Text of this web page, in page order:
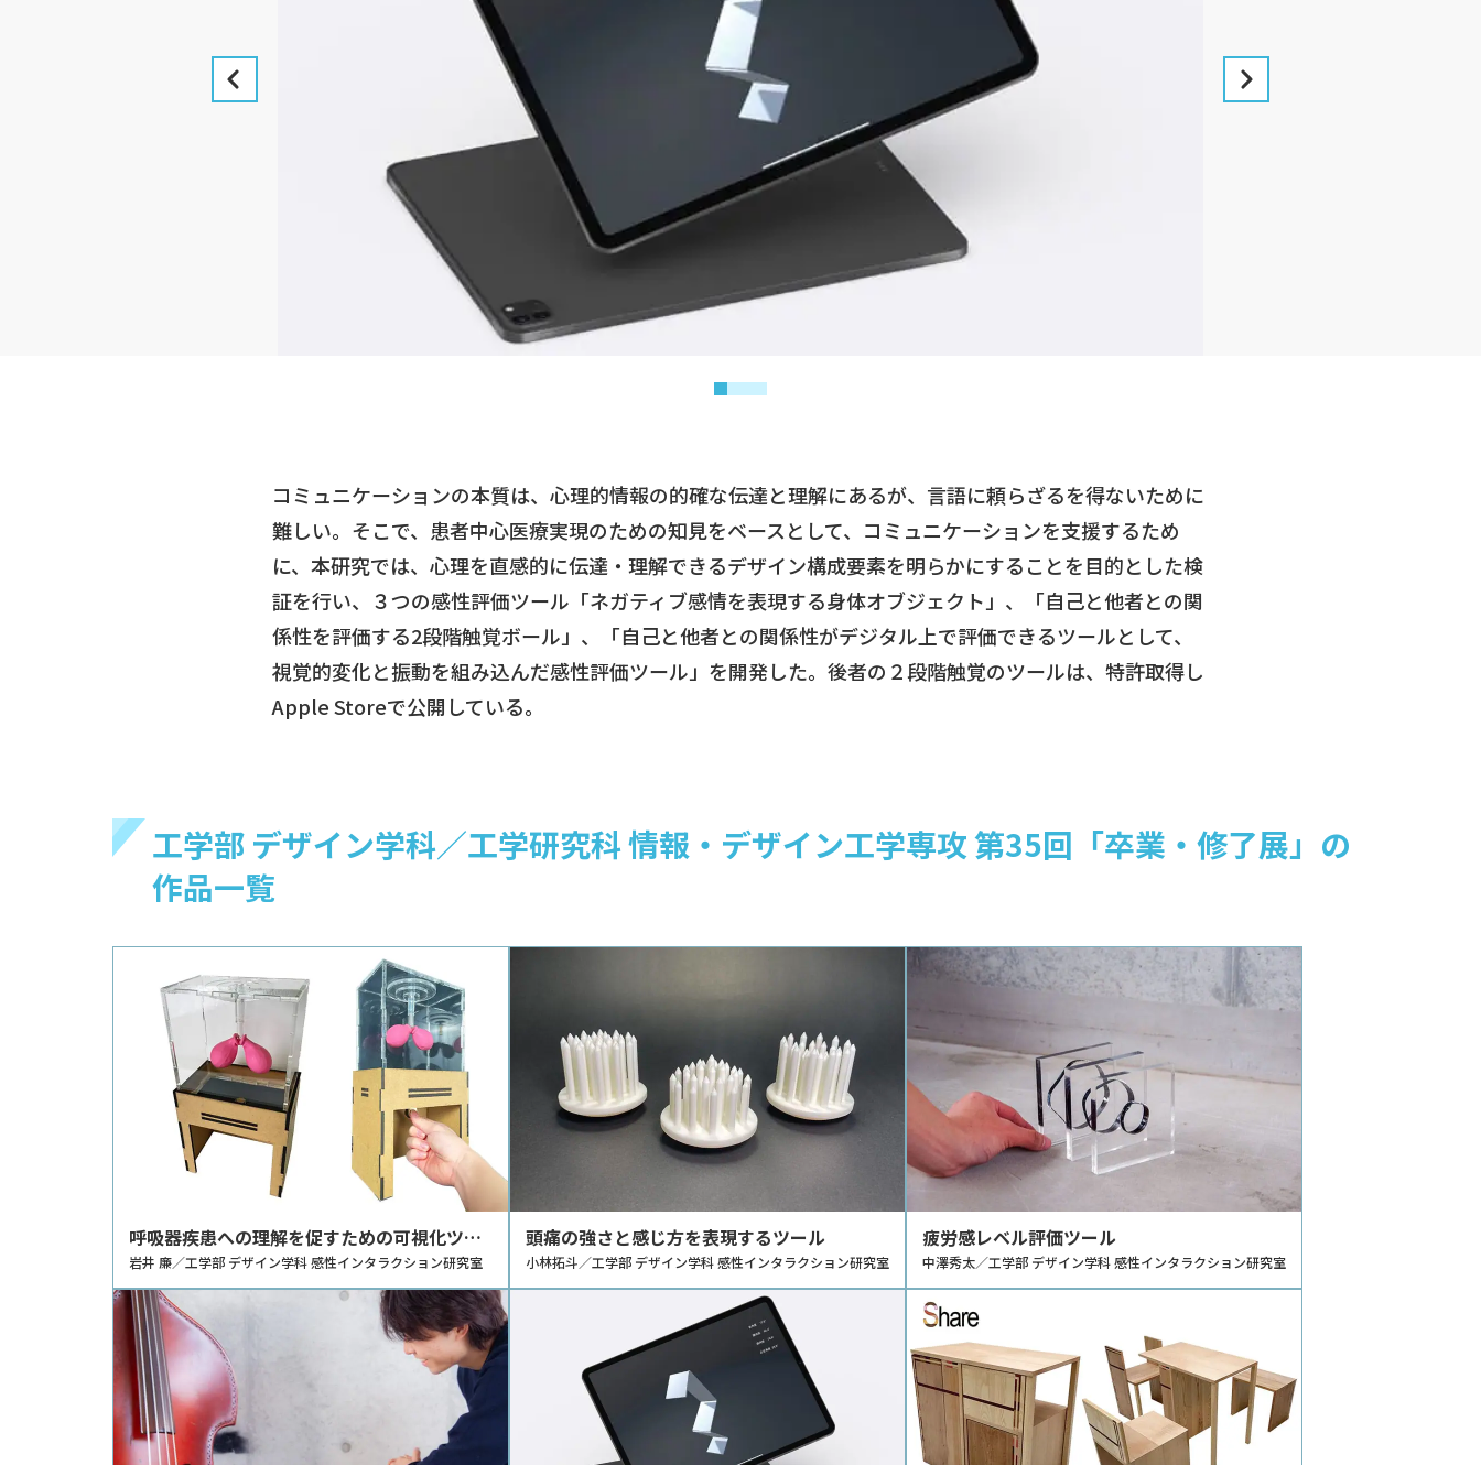
コミュニケーションの本質は、心理的情報の的確な伝達と理解にあるが、言語に頼らざるを得ないために
難しい。そこで、患者中心医療実現のための知見をベースとして、コミュニケーションを支援するため
に、本研究では、心理を直感的に伝達・理解できるデザイン構成要素を明らかにすることを目的とした検
証を行い、３つの感性評価ツール「ネガティブ感情を表現する身体オブジェクト」、「自己と他者との関
係性を評価する2段階触覚ボール」、「自己と他者との関係性がデジタル上で評価できるツールとして、
視覚的変化と振動を組み込んだ感性評価ツール」を開発した。後者の２段階触覚のツールは、特許取得し
Apple Storeで公開している。
工学部 デザイン学科／工学研究科 情報・デザイン工学専攻 第35回「卒業・修了展」の
作品一覧
呼吸器疾患への理解を促すための可視化ツー
ル
岩井 廉／工学部 デザイン学科 感性インタラクション研究室
頭痛の強さと感じ方を表現するツール
小林拓斗／工学部 デザイン学科 感性インタラクション研究室
疲労感レベル評価ツール
中澤秀太／工学部 デザイン学科 感性インタラクション研究室